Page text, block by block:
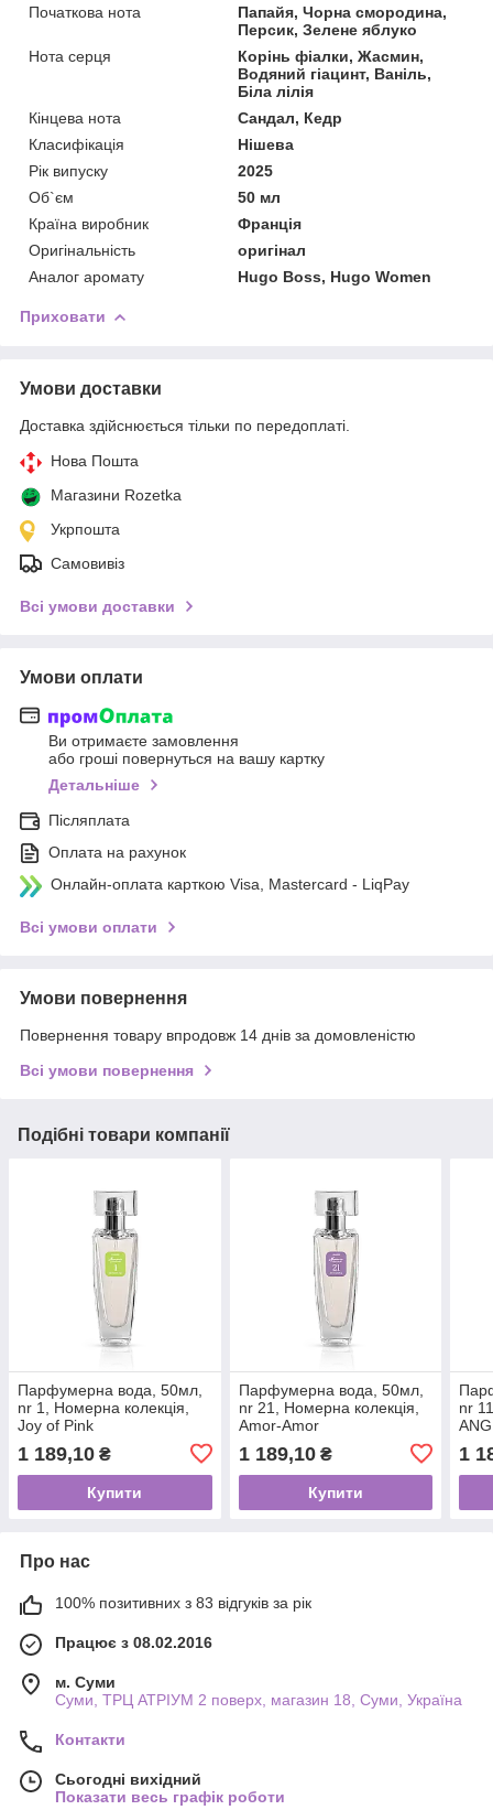
Початкова нота
Папайя, Чорна смородина,
Персик, Зелене яблуко
Нота серця
Корінь фіалки, Жасмин,
Водяний гіацинт, Ваніль,
Біла лілія
Кінцева нота
Сандал, Кедр
Класифікація
Нішева
Рік випуску
2025
Об`єм
50 мл
Країна виробник
Франція
Оригінальність
оригінал
Аналог аромату
Hugo Boss, Hugo Women
Приховати
Умови доставки
Доставка здійснюється тільки по передоплаті.
Нова Пошта
Магазини Rozetka
Укрпошта
Самовивіз
Всі умови доставки
Умови оплати
Ви отримаєте замовлення
або гроші повернуться на вашу картку
Детальніше
Післяплата
Оплата на рахунок
Онлайн-оплата карткою Visa, Mastercard - LiqPay
Всі умови оплати
Умови повернення
Повернення товару впродовж 14 днів за домовленістю
Всі умови повернення
Подібні товари компанії
Парфумерна вода, 50мл,
nr 1, Номерна колекція,
Joy of Pink
1 189,10 ₴
Купити
Парфумерна вода, 50мл,
nr 21, Номерна колекція,
Amor-Amor
1 189,10₴
Купити
nr
1
Про нас
100% позитивних з 83 відгуків за рік
Працює з 08.02.2016
м. Суми
Суми, ТРЦ АТРІУМ 2 поверх, магазин 18, Суми, Україна
Контакти
Сьогодні вихідний
Показати весь графік роботи